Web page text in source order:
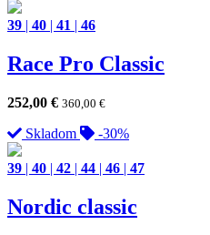
39 | 40 | 41 | 46
Race Pro Classic
252,00 € 360,00 €
Skladom -30%
39 | 40 | 42 | 44 | 46 | 47
Nordic classic